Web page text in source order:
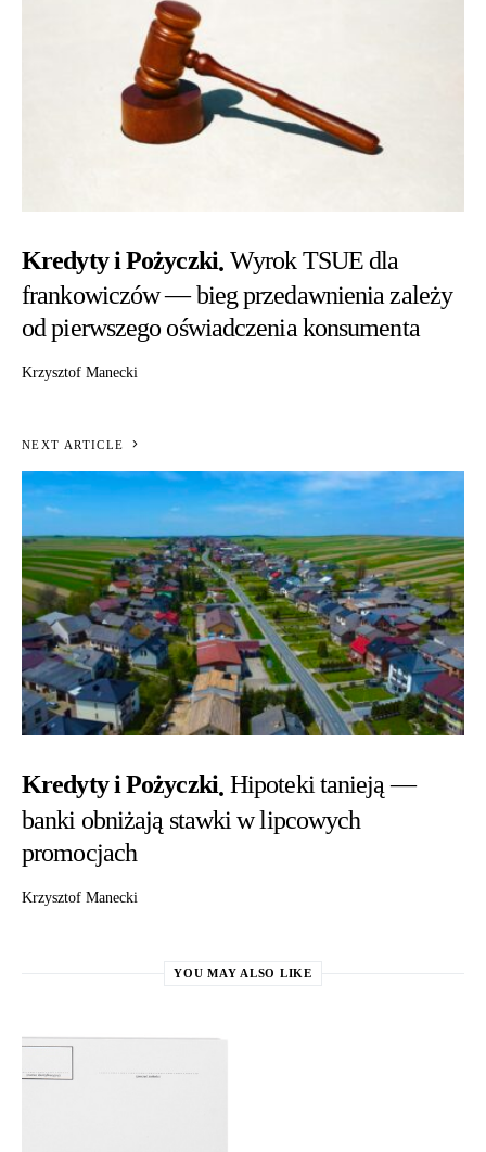
Kredyty i Pożyczki Wyrok TSUE dla
frankowiczów — bieg przedawnienia zależy
od pierwszego oświadczenia konsumenta
Krzysztof Manecki
NEXT ARTICLE
Kredyty i Pożyczki Hipoteki tanieją —
banki obniżają stawki w lipcowych
promocjach
Krzysztof Manecki
YOU MAY ALSO LIKE